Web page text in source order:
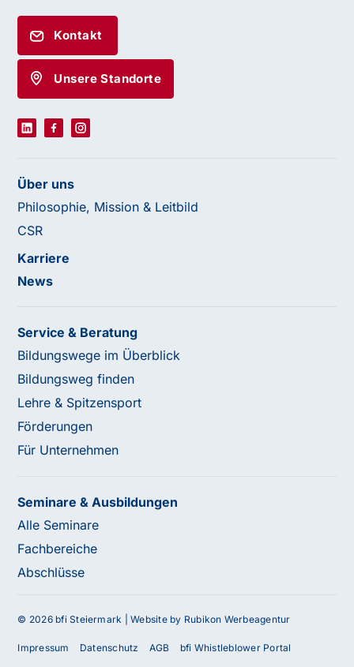
Kontakt
Unsere Standorte
Über uns
Philosophie, Mission & Leitbild
CSR
Karriere
News
Service & Beratung
Bildungswege im Überblick
Bildungsweg finden
Lehre & Spitzensport
Förderungen
Für Unternehmen
Seminare & Ausbildungen
Alle Seminare
Fachbereiche
Abschlüsse
© 2026 bfi Steiermark |Website by Rubikon Werbeagentur
Impressum Datenschutz AGB bfi Whistleblower Portal